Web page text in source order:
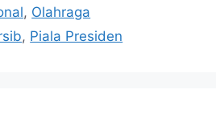
, Olahraga
, Piala Presiden